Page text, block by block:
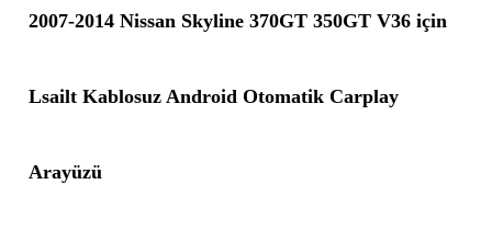
2007-2014 Nissan Skyline 370GT 350GT V36 için
Lsailt Kablosuz Android Otomatik Carplay
Arayüzü